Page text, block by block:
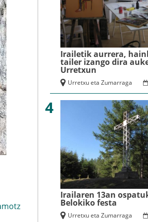
Irailetik aurrera,
tailer izango dira
Urretxun
Urretxu eta Zumarraga
4
Irailaren 13an
Belokiko festa
Urretxu eta Zumarraga